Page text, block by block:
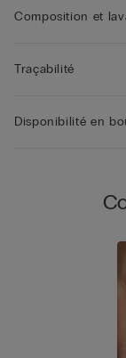
Composition et
Traçabilité
Disponibilité en